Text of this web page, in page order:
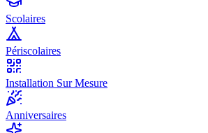
Scolaires
Périscolaires
Installation Sur Mesure
Anniversaires